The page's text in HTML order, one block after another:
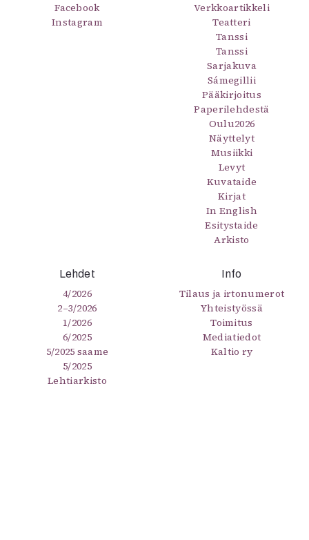
Facebook
Instagram
Verkkoartikkeli
Teatteri
Tanssi
Tanssi
Sarjakuva
Sámegillii
Pääkirjoitus
Paperilehdestä
Oulu2026
Näyttelyt
Musiikki
Levyt
Kuvataide
Kirjat
In English
Esitystaide
Arkisto
Lehdet
4/2026
2–3/2026
1/2026
6/2025
5/2025 saame
5/2025
Lehtiarkisto
Info
Tilaus ja irtonumerot
Yhteistyössä
Toimitus
Mediatiedot
Kaltio ry